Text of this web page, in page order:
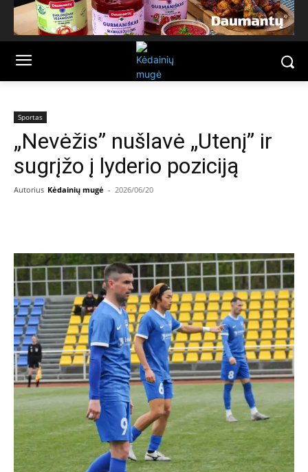
Sportas
„Nevėžis” nušlavė „Utenį” ir
sugrįžo į lyderio poziciją
Autorius Kėdainių mugė - 2026/06/20